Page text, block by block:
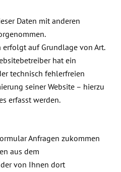
Daten mit anderen
erfolgt auf Grundlage von Art.
hat ein
technisch fehlerfreien
seiner Website – hierzu
erfasst werden.
Anfragen zukommen
aus dem
von Ihnen dort